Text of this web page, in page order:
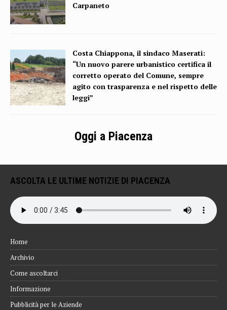
Carpaneto
Costa Chiappona, il sindaco Maserati:
“Un nuovo parere urbanistico certifica il
corretto operato del Comune, sempre
agito con trasparenza e nel rispetto delle
leggi”
Oggi a Piacenza
ASCOLTA LE ULTIME NOTIZIE DI PIACENZA
Home
Archivio
Come ascoltarci
Informazione
Pubblicità per le Aziende